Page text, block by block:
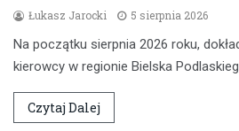
Łukasz Jarocki 5 sierpnia 2026
Na początku sierpnia 2026 roku,
kierowcy w regionie Bielska
Czytaj Dalej